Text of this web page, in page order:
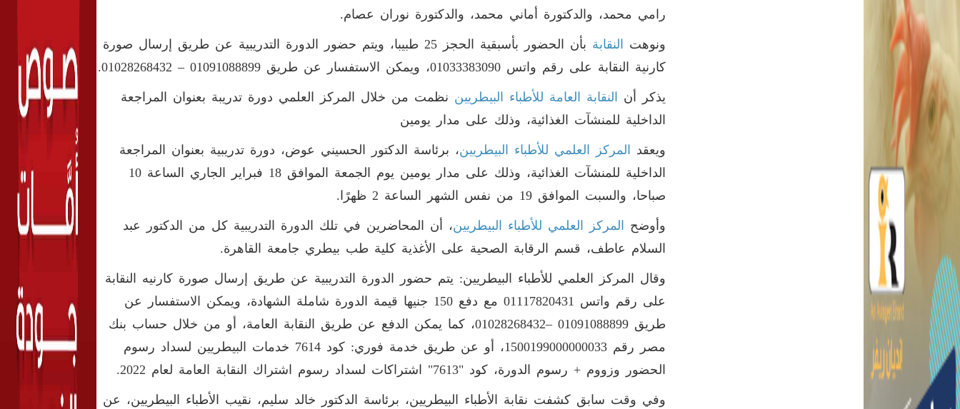
رامي محمد، والدكتورة أماني محمد، والدكتورة نوران عصام.
ونوهت النقابة
بأن الحضور بأسبقية الحجز 25 طبيبا، ويتم حضور الدورة التدريبية عن طريق إرسال صورة
كارنية النقابة على رقم واتس 01033383090، ويمكن الاستفسار عن طريق 01091088899 – 01028268432.
يذكر أن النقابة العامة للأطباء البيطريين نظمت من خلال المركز العلمي دورة تدريبة بعنوان المراجعة
الداخلية للمنشآت الغذائية، وذلك على مدار يومين
ويعقد المركز العلمي للأطباء البيطريين، برئاسة الدكتور الحسيني عوض، دورة تدريبية بعنوان المراجعة
الداخلية للمنشآت الغذائية، وذلك على مدار يومين يوم الجمعة الموافق 18 فبراير الجاري الساعة 10
صباحا، والسبت الموافق 19 من نفس الشهر الساعة 2 ظهرًا.
وأوضح المركز العلمي للأطباء البيطريين، أن المحاضرين في تلك الدورة التدريبية كل من الدكتور عبد
السلام عاطف، قسم الرقابة الصحية على الأغذية كلية طب بيطري جامعة القاهرة.
وقال المركز العلمي للأطباء البيطريين: يتم حضور الدورة التدريبية عن طريق إرسال صورة كارنيه النقابة
على رقم واتس 01117820431 مع دفع 150 جنيها قيمة الدورة شاملة الشهادة، ويمكن الاستفسار عن
طريق 01091088899 –01028268432، كما يمكن الدفع عن طريق النقابة العامة، أو من خلال حساب بنك
مصر رقم 1500199000000033، أو عن طريق خدمة فوري: كود 7614 خدمات البيطريين لسداد رسوم
الحضور وزووم + رسوم الدورة، كود "7613" اشتراكات لسداد رسوم اشتراك النقابة العامة لعام 2022.
وفي وقت سابق كشفت نقابة الأطباء البيطريين، برئاسة الدكتور خالد سليم، نقيب الأطباء البيطريين، عن